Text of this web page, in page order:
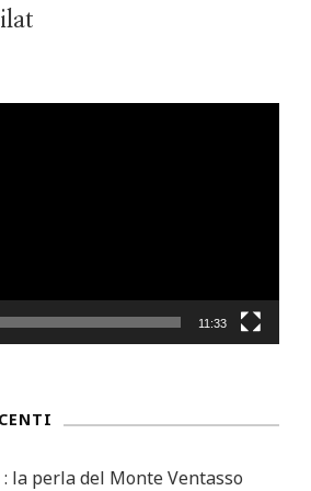
11:33
: la perla del Monte Ventasso